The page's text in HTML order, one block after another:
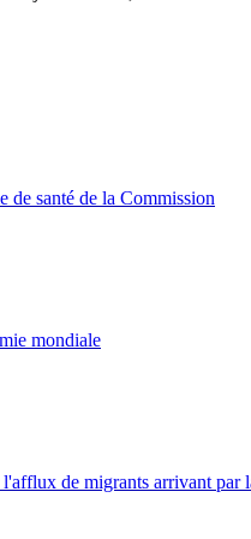
de santé de la Commission
mondiale
l'afflux de migrants arrivant par